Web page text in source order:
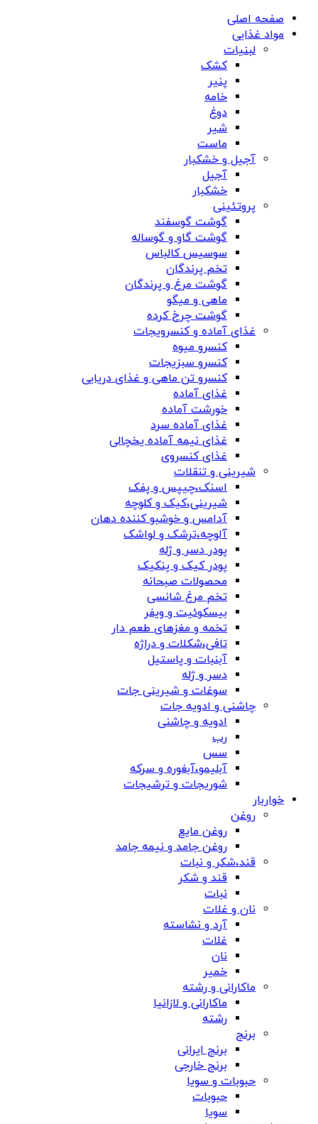
صفحه اصلی
مواد غذایی
لبنیات
کشک
پنیر
خامه
دوغ
شیر
ماست
آجیل و خشکبار
آجیل
خشکبار
پروتئینی
گوشت گوسفند
گوشت گاو و گوساله
سوسیس کالباس
تخم پرندگان
گوشت مرغ و پرندگان
ماهی و میگو
گوشت چرخ کرده
غذای آماده و کنسرویجات
کنسرو میوه
کنسرو سبزیجات
کنسرو تن ماهی و غذای دریایی
غذای آماده
خورشت آماده
غذای آماده سرد
غذای نیمه آماده یخچالی
غذای کنسروی
شیرینی و تنقلات
اسنک،چیپس و پفک
شیرینی،کیک و کلوچه
آدامس و خوشبو کننده دهان
آلوچه،ترشک و لواشک
پودر دسر و ژله
پودر کیک و پنکیک
محصولات صبحانه
تخم مرغ شانسی
بیسکوئیت و ویفر
تخمه و مغزهای طعم دار
تافی،شکلات و دراژه
آبنبات و پاستیل
دسر و ژله
سوغات و شیرینی جات
چاشنی و ادویه جات
ادویه و چاشنی
رب
سس
آبلیمو،آبغوره و سرکه
شوریجات و ترشیجات
خواربار
روغن
روغن مایع
روغن جامد و نیمه جامد
قند،شکر و نبات
قند و شکر
نبات
نان و غلات
آرد و نشاسته
غلات
نان
خمیر
ماکارانی و رشته
ماکارانی و لازانیا
رشته
برنج
برنج ایرانی
برنج خارجی
حبوبات و سویا
حبوبات
سویا